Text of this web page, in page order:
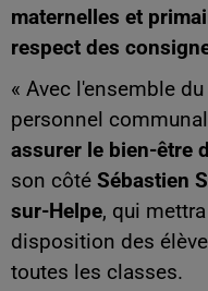
maternelles et
respect des
« Avec l'ensemble
personnel
assurer le bien-être
son côté Sébastien
sur-Helpe, qui
disposition des
toutes les classes.